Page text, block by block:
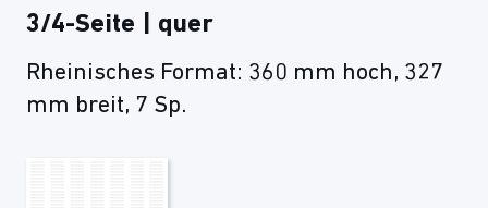
3/4-Seite | quer
Rheinisches Format: 360 mm hoch, 327
mm breit, 7 Sp.